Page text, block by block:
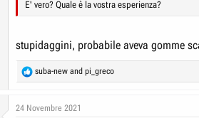
E' vero? Quale è la vostra esperienza?
stupidaggini, probabile aveva gomme
R
e
c
suba-new and pi_greco
24 Novembre 2021